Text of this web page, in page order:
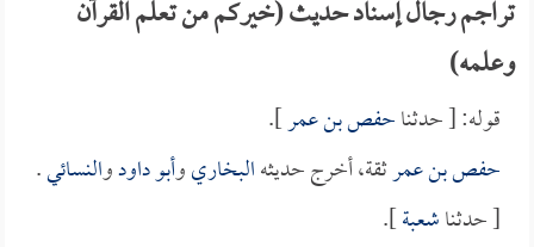
تراجم رجال إسناد حديث (خيركم من تعلم القرآن
وعلمه)
قوله: [ حدثناحفص بن عمر].
حفص بن عمرثقة، أخرج حديثهالبخاريوأبو داودوالنسائي.
[ حدثناشعبة].